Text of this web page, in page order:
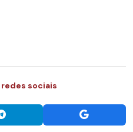
sociais